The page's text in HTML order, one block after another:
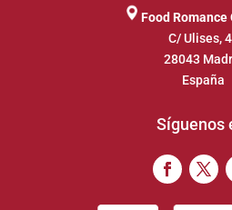
Food Romance
C/ Ulises,
28043
España
Síguenos